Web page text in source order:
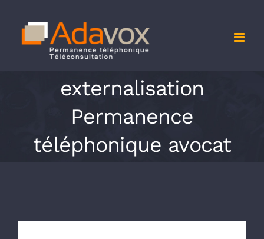
contenu
externalisation
Permanence
téléphonique avocat